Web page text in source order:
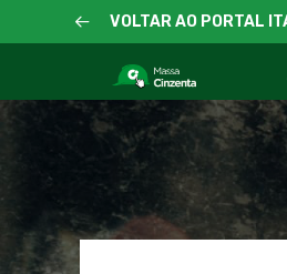
VOLTAR AO PORTAL